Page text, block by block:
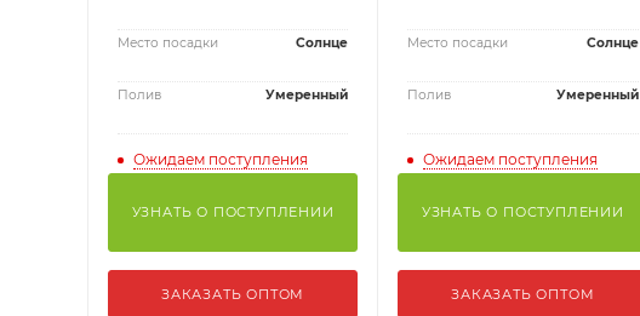
Место посадки Солнце
Полив Умеренный
Ожидаем поступления
УЗНАТЬ О ПОСТУПЛЕНИИ
ЗАКАЗАТЬ ОПТОМ
Место посадки Солнце
Полив Умеренный
Ожидаем поступления
УЗНАТЬ О ПОСТУПЛЕНИИ
ЗАКАЗАТЬ ОПТОМ